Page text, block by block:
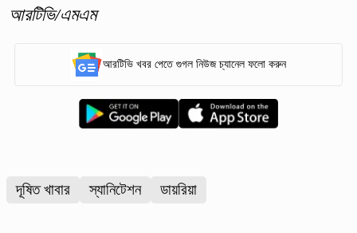
আরটিভি/এমএম
আরটিভি খবর পেতে গুগল নিউজ চ্যানেল ফলো করুন
দূষিত খাবার স্যানিটেশন ডায়রিয়া